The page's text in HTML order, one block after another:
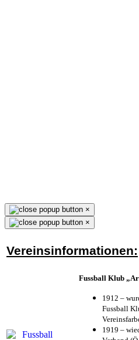
×
×
Vereinsinformationen:
Fussball Klub
1912 –
Fussball
1919 –